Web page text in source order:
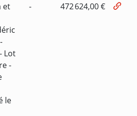
et
Lot
-
le
- 472 624,00 €